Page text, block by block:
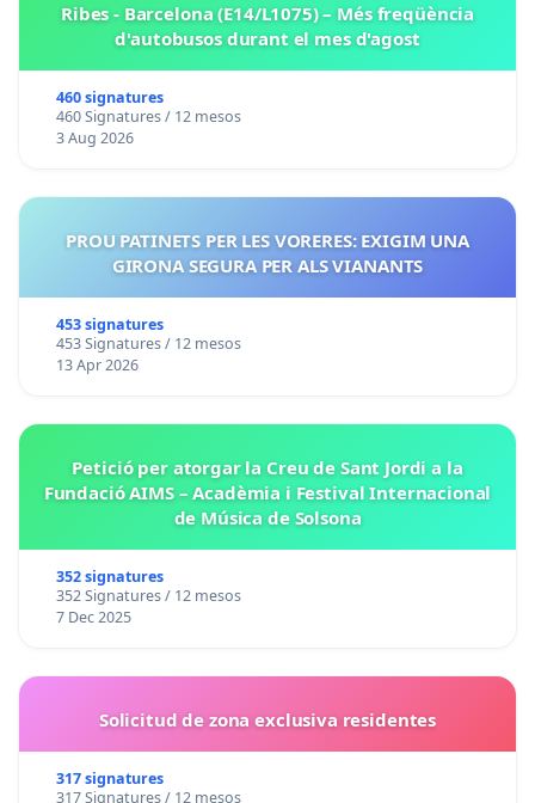
Ribes - Barcelona (E14/L1075) – Més freqüència
d'autobusos durant el mes d'agost
460 signatures
460 Signatures / 12 mesos
3 Aug 2026
PROU PATINETS PER LES VORERES: EXIGIM UNA
GIRONA SEGURA PER ALS VIANANTS
453 signatures
453 Signatures / 12 mesos
13 Apr 2026
Petició per atorgar la Creu de Sant Jordi a la
Fundació AIMS – Acadèmia i Festival Internacional
de Música de Solsona
352 signatures
352 Signatures / 12 mesos
7 Dec 2025
Solicitud de zona exclusiva residentes
317 signatures
317 Signatures / 12 mesos